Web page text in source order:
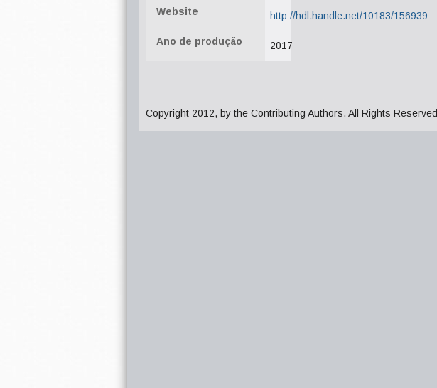
Website http://hdl.handle.net/10183/156939
Ano de produção 2017
Copyright 2012, by the Contributing Authors. All Rights Reserved